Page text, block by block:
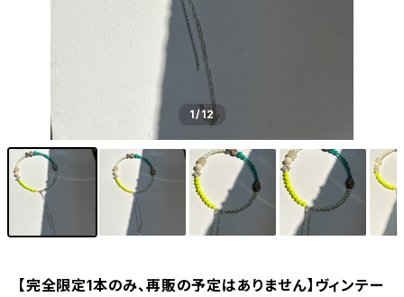
1/12
【完全限定1本のみ、再販の予定はありません】ヴィンテー